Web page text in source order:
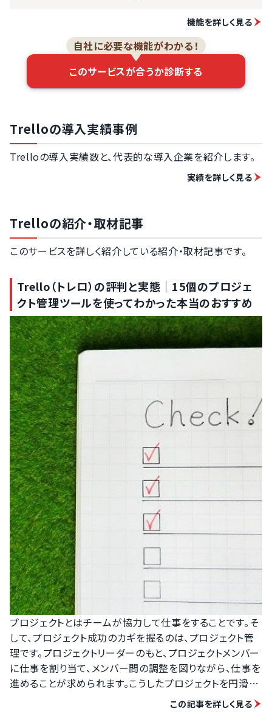
機能を詳しく見る
自社に必要な機能がわかる！
このサービスが合うか診断する
Trelloの導入実績事例
Trelloの導入実績数と、代表的な導入企業を紹介します。
実績を詳しく見る
Trelloの紹介・取材記事
このサービスを詳しく紹介している紹介・取材記事です。
Trello（トレロ）の評判と実態｜15個のプロジェ
クト管理ツールを使ってわかった本当のおすすめ
プロジェクトとはチームが協力して仕事をすることです。そ
して、プロジェクト成功のカギを握るのは、プロジェクト管
理です。プロジェクトリーダーのもと、プロジェクトメンバー
に仕事を割り当て、メンバー間の調整を図りながら、仕事を
進めることが求められます。こうしたプロジェクトを円滑に
進めるためのプロジェクト管理ツールですが、クラウドの登
場により使いやすい海外製品や安価なサービスが次々と登
この記事を詳しく見る